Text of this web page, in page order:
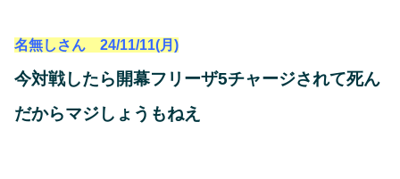
名無しさん 24/11/11(月)
今対戦したら開幕フリーザ5チャージされて死ん
だからマジしょうもねえ